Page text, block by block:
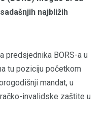
najbližih
predsjednika BORS-a u
tu poziciju početkom
mandat, u
invalidske zaštite u